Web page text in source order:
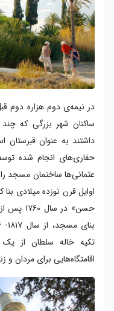
در نیمه‌ی دوم هزاره‌ دوم
ساکنان شهر بزرگی که
داشتند به عنوان
حفاری‌های انجام شده
عثمانی‌ها ساختمان مسجد
اوایل قرن نوزده میلادی
حسن»
تکیه خاله سلطان از یک
اقامتگاه‌هایی برای مردان